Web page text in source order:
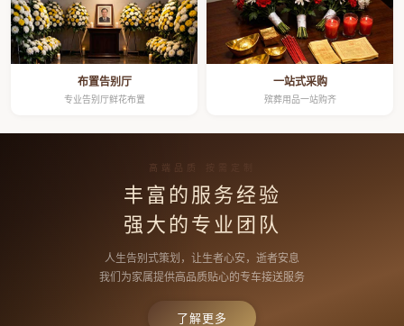
布置告别厅
专业告别厅鲜花布置
一站式采购
殡葬用品一站购齐
高端品质 按需定制
丰富的服务经验
强大的专业团队
人生告别式策划，让生者心安，逝者安息
我们为家属提供高品质贴心的专车接送服务
了解更多